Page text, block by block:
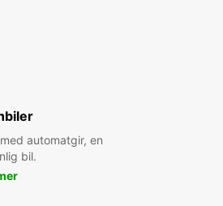
automatgir, en
bil.